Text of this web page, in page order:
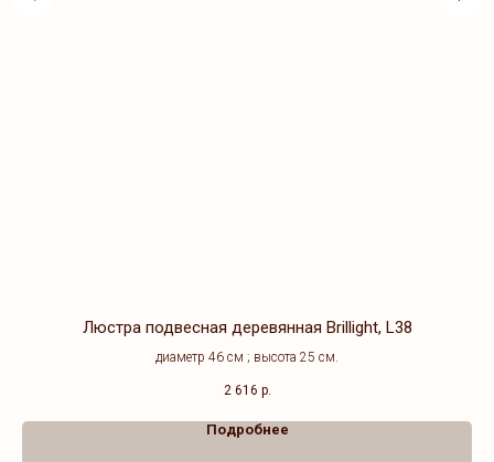
Люстра подвесная деревянная Brillight, L38
диаметр 46 см ; высота 25 см.
2 616 р.
Подробнее